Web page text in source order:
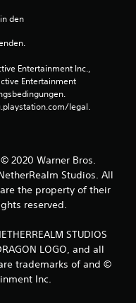
den
Entertainment Inc.,
Entertainment
legal.
2020 Warner Bros.
Studios. All
the property of their
reserved.
STUDIOS
LOGO, and all
trademarks of and ©
Inc.